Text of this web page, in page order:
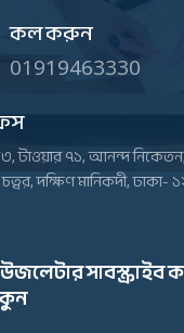
কল করুন
01919463330
টাওয়ার ৭১, আনন্দ নিকেতন,
দক্ষিণ মানিকদী, ঢাকা-